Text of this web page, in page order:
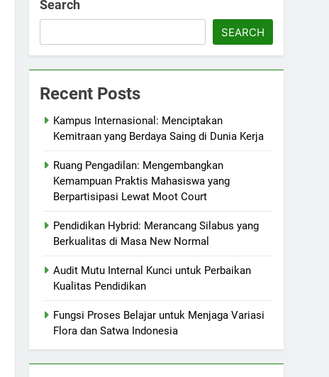
Search
SEARCH
Recent Posts
Kampus Internasional: Menciptakan
Kemitraan yang Berdaya Saing di Dunia Kerja
Ruang Pengadilan: Mengembangkan
Kemampuan Praktis Mahasiswa yang
Berpartisipasi Lewat Moot Court
Pendidikan Hybrid: Merancang Silabus yang
Berkualitas di Masa New Normal
Audit Mutu Internal Kunci untuk Perbaikan
Kualitas Pendidikan
Fungsi Proses Belajar untuk Menjaga Variasi
Flora dan Satwa Indonesia